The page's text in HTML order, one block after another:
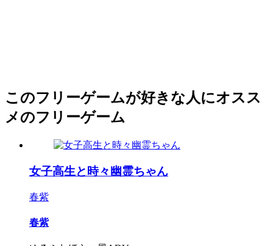
このフリーゲームが好きな人にオスス
メのフリーゲーム
女子高生と時々幽霊ちゃん
春紫
春紫